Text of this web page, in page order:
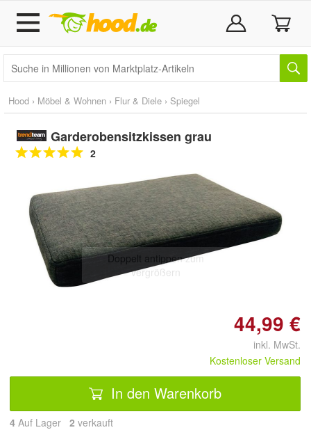
Hood › Möbel & Wohnen › Flur & Diele › Spiegel
Garderobensitzkissen grau
2
Doppelt antippen zum
vergrößern
44,99 €
inkl. MwSt.
Kostenloser Versand
In den Warenkorb
4 Auf Lager 2 verkauft